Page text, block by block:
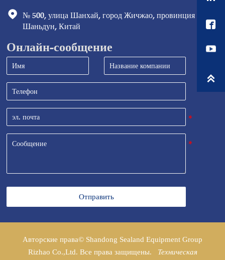
 № 500, улица Шанхай, город Жичжао, провинция
Шаньдун, Китай
Онлайн-сообщение
Отправить
Авторские права© Shandong Sealand Equipment Group
Rizhao Co.,Ltd. Все права защищены. Техническая

